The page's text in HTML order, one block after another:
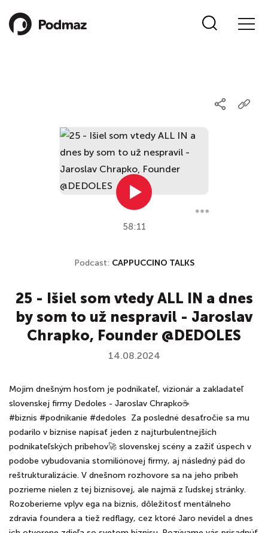
58:11
Podcast: CAPPUCCINO TALKS
25 - Išiel som vtedy ALL IN a dnes
by som to už nespravil - Jaroslav
Chrapko, Founder @DEDOLES
14.08.2024
Mojim dnešným hosťom je podnikateľ, vizionár a zakladateľ
slovenskej firmy Dedoles - Jaroslav Chrapko☕️
#biznis #podnikanie #dedoles Za posledné desaťročie sa mu
podarilo v biznise napísať jeden z najturbulentnejších
podnikateľských príbehov🚀 slovenskej scény a zažiť úspech v
podobe vybudovania stomiliónovej firmy, aj následný pád do
reštrukturalizácie. V dnešnom rozhovore sa na jeho príbeh
pozrieme nielen z tej biznisovej, ale najmä z ľudskej stránky.
Rozoberieme vplyv ega na biznis, dôležitosť mentálneho
zdravia foundera a tiež redflagy, cez ktoré Jaro nevidel a dnes